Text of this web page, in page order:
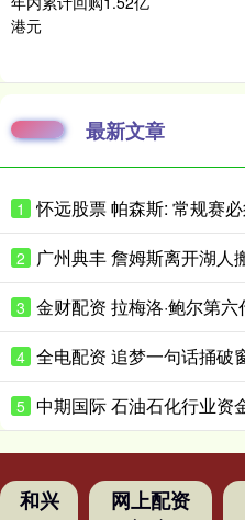
最新文章
1
2
3
4
5
和兴
网上配资